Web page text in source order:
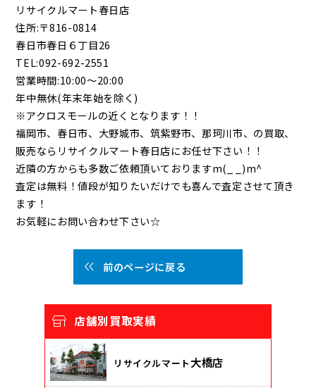
リサイクルマート春日店
住所:〒816-0814
春日市春日６丁目26
TEL:092-692-2551
営業時間:10:00～20:00
年中無休(年末年始を除く)
※アクロスモールの近くとなります！！
福岡市、春日市、大野城市、筑紫野市、那珂川市、の買取、
販売ならリサイクルマート春日店にお任せ下さい！！
近隣の方からも多数ご依頼頂いておりますm(_ _)m^
査定は無料！値段が知りたいだけでも喜んで査定させて頂き
ます！
お気軽にお問い合わせ下さい☆
前のページに戻る
店舗別買取実績
リサイクルマート 大橋店